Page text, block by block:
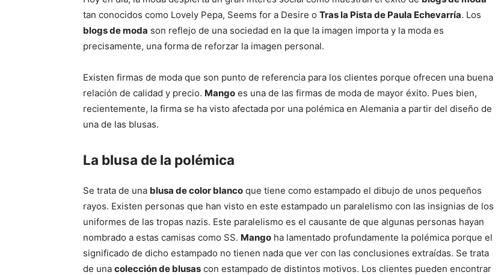
tan conocidos como Lovely Pepa, Seems for a Desire o Tras la Pista de Paula Echevarría. Los
blogs de moda son reflejo de una sociedad en la que la imagen importa y la moda es
precisamente, una forma de reforzar la imagen personal.
Existen firmas de moda que son punto de referencia para los clientes porque ofrecen una buena
relación de calidad y precio. Mango es una de las firmas de moda de mayor éxito. Pues bien,
recientemente, la firma se ha visto afectada por una polémica en Alemania a partir del diseño de
una de las blusas.
La blusa de la polémica
Se trata de una blusa de color blanco que tiene como estampado el dibujo de unos pequeños
rayos. Existen personas que han visto en este estampado un paralelismo con las insignias de los
uniformes de las tropas nazis. Este paralelismo es el causante de que algunas personas hayan
nombrado a estas camisas como SS. Mango ha lamentado profundamente la polémica porque el
significado de dicho estampado no tienen nada que ver con las conclusiones extraídas. Se trata
de una colección de blusas con estampado de distintos motivos. Los clientes pueden encontrar